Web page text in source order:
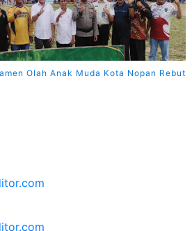
Olah Anak Muda Kota Nopan Rebut